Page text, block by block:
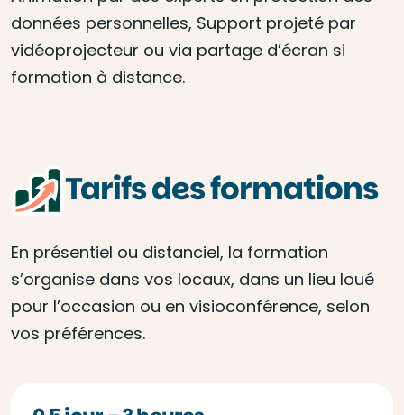
données personnelles, Support projeté par
vidéoprojecteur ou via partage d’écran si
formation à distance.
Tarifs des formations
En présentiel ou distanciel, la formation
s’organise dans vos locaux, dans un lieu loué
pour l’occasion ou en visioconférence, selon
vos préférences.